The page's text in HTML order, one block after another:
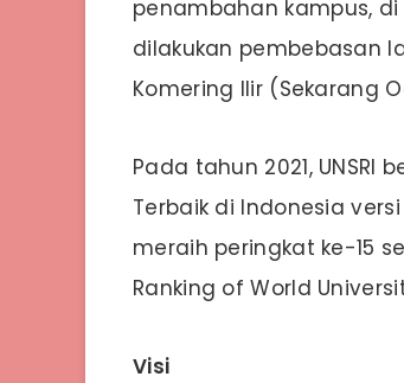
penambahan kampus, di
dilakukan pembebasan
Komering Ilir (Sekarang
Pada tahun 2021,
Terbaik di Indonesia
meraih peringkat ke-15
Ranking of World
Visi